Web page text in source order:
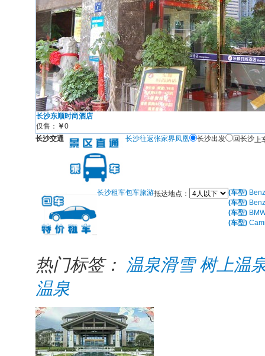
长沙东顺时尚酒店
仅售： ￥0
长沙交通
长沙往返张家界凤凰 长沙出发 回长沙上
长沙租车包车旅游抵达地点： (车型)
(车型)
(车型)
(车型)
热门标签： 温泉滑雪 树上温
温泉